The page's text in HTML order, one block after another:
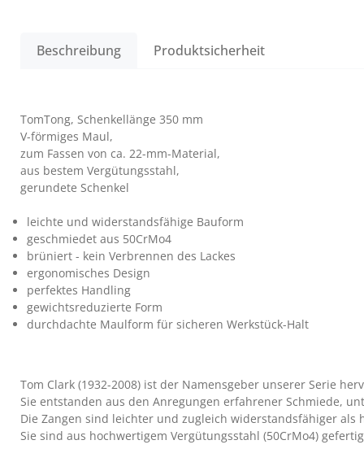
Beschreibung Produktsicherheit
TomTong, Schenkellänge 350 mm
V-förmiges Maul,
zum Fassen von ca. 22-mm-Material,
aus bestem Vergütungsstahl,
gerundete Schenkel
leichte und widerstandsfähige Bauform
geschmiedet aus 50CrMo4
brüniert - kein Verbrennen des Lackes
ergonomisches Design
perfektes Handling
gewichtsreduzierte Form
durchdachte Maulform für sicheren Werkstück-Halt
Tom Clark (1932-2008) ist der Namensgeber unserer Serie
Sie entstanden aus den Anregungen erfahrener Schmiede,
Die Zangen sind leichter und zugleich widerstandsfähiger als
Sie sind aus hochwertigem Vergütungsstahl (50CrMo4)